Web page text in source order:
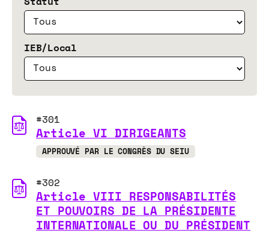
Statut
IEB/Local
#301
Article VI DIRIGEANTS
APPROUVÉ PAR LE CONGRÈS DU SEIU
#302
Article VIII RESPONSABILITÉS
ET POUVOIRS DE LA PRÉSIDENTE
INTERNATIONALE OU DU PRÉSIDENT